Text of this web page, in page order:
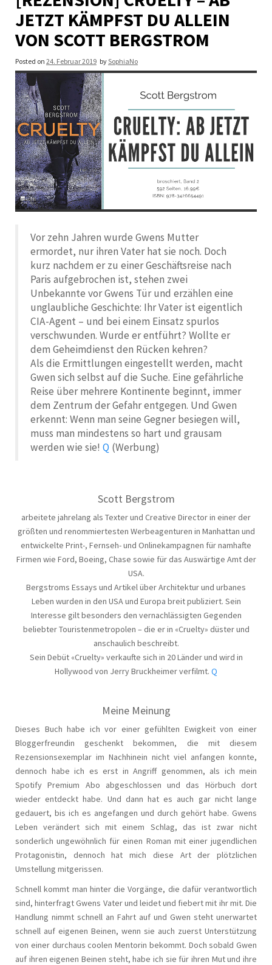
JETZT KÄMPFST DU ALLEIN
VON SCOTT BERGSTROM
Posted on 24. Februar 2019 bySophiaNo
Vor zehn Jahren wurde Gwens Mutter
ermordet, nur ihren Vater hat sie noch. Doch
kurz nachdem er zu einer Geschäftsreise nach
Paris aufgebrochen ist, stehen zwei
Unbekannte vor Gwens Tür und erzählen eine
unglaubliche Geschichte: Ihr Vater ist eigentlich
CIA-Agent – und bei einem Einsatz spurlos
verschwunden. Wurde er entführt? Wollte er
dem Geheimdienst den Rücken kehren?
Als die Ermittlungen eingestellt werden, macht
Gwen sich selbst auf die Suche. Eine gefährliche
Reise über mehrere Kontinente beginnt, immer
dem Zentrum der Gefahr entgegen. Und Gwen
erkennt: Wenn man seine Gegner besiegen will,
muss man mindestens so hart und grausam
werden wie sie! Q (Werbung)
Scott Bergstrom
arbeitete jahrelang als Texter und Creative Director in einer der
größten und renommiertesten Werbeagenturen in Manhattan und
entwickelte Print-, Fernseh- und Onlinekampagnen für namhafte
Firmen wie Ford, Boeing, Chase sowie für das Auswärtige Amt der
USA.
Bergstroms Essays und Artikel über Architektur und urbanes
Leben wurden in den USA und Europa breit publiziert. Sein
Interesse gilt besonders den vernachlässigten Gegenden
beliebter Touristenmetropolen – die er in «Cruelty» düster und
anschaulich beschreibt.
Sein Debüt «Cruelty» verkaufte sich in 20 Länder und wird in
Hollywood von Jerry Bruckheimer verfilmt. Q
Meine Meinung
Dieses Buch habe ich vor einer gefühlten Ewigkeit von einer
Bloggerfreundin geschenkt bekommen, die mit diesem
Rezensionsexemplar im Nachhinein nicht viel anfangen konnte,
dennoch habe ich es erst in Angriff genommen, als ich mein
Spotify Premium Abo abgeschlossen und das Hörbuch dort
wieder entdeckt habe. Und dann hat es auch gar nicht lange
gedauert, bis ich es angefangen und durch gehört habe. Gwens
Leben verändert sich mit einem Schlag, das ist zwar nicht
sonderlich ungewöhnlich für einen Roman mit einer jugendlichen
Protagonistin, dennoch hat mich diese Art der plötzlichen
Umstellung mitgerissen.
Schnell kommt man hinter die Vorgänge, die dafür verantwortlich
sind, hinterfragt Gwens Vater und leidet und fiebert mit ihr mit. Die
Handlung nimmt schnell an Fahrt auf und Gwen steht unerwartet
schnell auf eigenen Beinen, wenn sie auch zuerst Unterstützung
von einer durchaus coolen Mentorin bekommt. Doch sobald Gwen
auf ihren eigenen Beinen steht, habe ich sie für ihren Mut und ihre